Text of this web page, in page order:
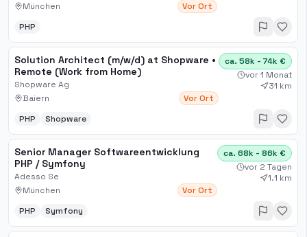
München
Vor Ort
PHP
Solution Architect (m/w/d) at Shopware •
Remote (Work from Home)
Shopware Ag
Baiern
Vor Ort
ca. 58k - 74k €
vor 1 Monat
31 km
PHP Shopware
Senior Manager Softwareentwicklung
PHP / Symfony
Adesso Se
München
Vor Ort
ca. 68k - 86k €
vor 2 Tagen
1.1 km
PHP Symfony